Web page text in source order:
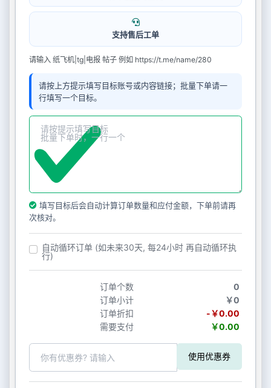
支持售后工单
请输入 纸飞机|tg|电报 帖子 例如 https://t.me/name/280
请按上方提示填写目标账号或内容链接；批量下单请一
行填写一个目标。
填写目标后会自动计算订单数量和应付金额，下单前请再
次核对。
自动循环订单 (如未来30天, 每24小时 再自动循环执
行)
订单个数
0
订单小计
￥0
订单折扣
-￥0.00
需要支付
￥0.00
使用优惠券